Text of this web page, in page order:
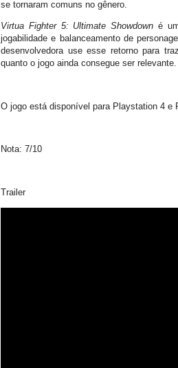
se tornaram comuns no gênero.
Virtua Fighter 5: Ultimate Showdown é
jogabilidade e balanceamento de
desenvolvedora use esse retorno para
quanto o jogo ainda consegue ser relevante.
O jogo está disponível para Playstation 4 e
Nota: 7/10
Trailer